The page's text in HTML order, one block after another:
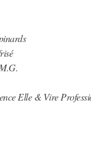
Elle & Vire